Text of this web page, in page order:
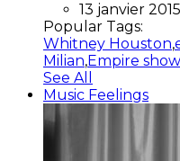
13 janvier 2015
Popular Tags:
Whitney Houston,
Milian,Empire show
See All
Music Feelings